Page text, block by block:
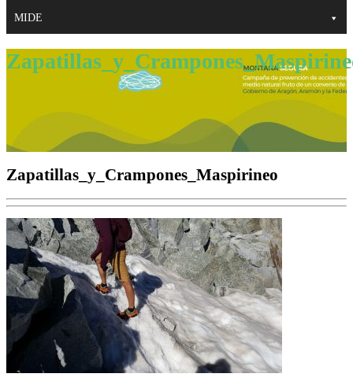
MIDE
Zapatillas_y_Crampones_Maspirineo